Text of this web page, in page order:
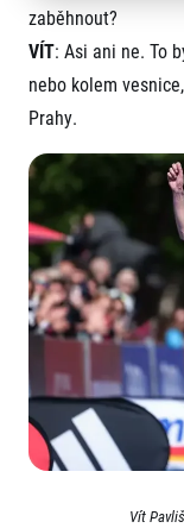
zaběhnout?
VÍT: Asi ani ne. To
nebo kolem
Prahy.
Vít